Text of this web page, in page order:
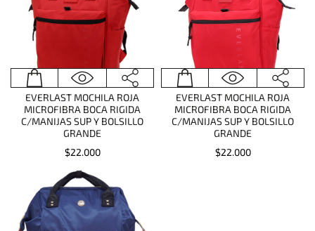
EVERLAST MOCHILA ROJA
MICROFIBRA BOCA RIGIDA
C/MANIJAS SUP Y BOLSILLO
GRANDE
$22.000
EVERLAST MOCHILA ROJA
MICROFIBRA BOCA RIGIDA
C/MANIJAS SUP Y BOLSILLO
GRANDE
$22.000